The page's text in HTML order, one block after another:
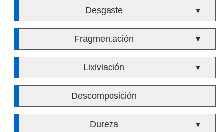
Desgaste ▼
Fragmentación ▼
Lixiviación ▼
Descomposición
Dureza ▼